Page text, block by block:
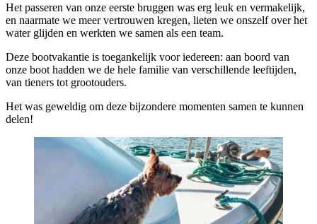
Het passeren van onze eerste bruggen was erg leuk en vermakelijk,
en naarmate we meer vertrouwen kregen, lieten we onszelf over het
water glijden en werkten we samen als een team.
Deze bootvakantie is toegankelijk voor iedereen: aan boord van
onze boot hadden we de hele familie van verschillende leeftijden,
van tieners tot grootouders.
Het was geweldig om deze bijzondere momenten samen te kunnen
delen!